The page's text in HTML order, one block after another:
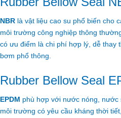
NBR là vật liệu cao su phổ biến cho
môi trường công nghiệp thông
có ưu điểm là chi phí hợp lý, dễ thay
bơm phổ thông.
Rubber Bellow Seal
EPDM phù hợp với nước nóng,
môi trường có yêu cầu kháng thời